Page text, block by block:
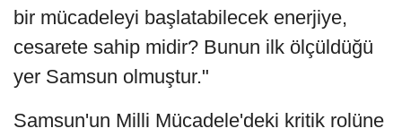
bir mücadeleyi başlatabilecek enerjiye,
cesarete sahip midir? Bunun ilk ölçüldüğü
yer Samsun olmuştur."
Samsun'un Milli Mücadele'deki kritik rolüne